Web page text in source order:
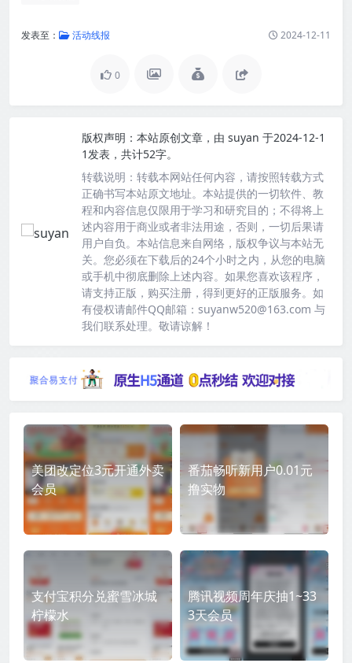
发表至： 活动线报 2024-12-11
0
版权声明： 本站原创文章，由 suyan 于2024-12-1
1发表，共计52字。
转载说明： 转载本网站任何内容，请按照转载方式
正确书写本站原文地址。本站提供的一切软件、教
程和内容信息仅限用于学习和研究目的；不得将上
述内容用于商业或者非法用途，否则，一切后果请
用户自负。本站信息来自网络，版权争议与本站无
关。您必须在下载后的24个小时之内，从您的电脑
或手机中彻底删除上述内容。如果您喜欢该程序，
请支持正版，购买注册，得到更好的正版服务。如
有侵权请邮件QQ邮箱：suyanw520@163.com 与
我们联系处理。敬请谅解！
美团改定位3元开通外卖
会员
番茄畅听新用户0.01元
撸实物
支付宝积分兑蜜雪冰城
柠檬水
腾讯视频周年庆抽1~33
3天会员